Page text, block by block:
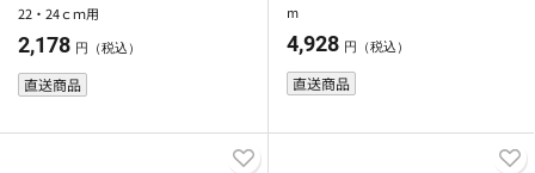
22・24ｃｍ用
2,178 円（税込）
直送商品
m
4,928 円（税込）
直送商品